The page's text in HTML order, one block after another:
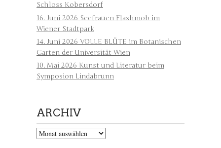
Schloss Kobersdorf
16. Juni 2026 Seefrauen Flashmob im
Wiener Stadtpark
14. Juni 2026 VOLLE BLÜTE im Botanischen
Garten der Universität Wien
10. Mai 2026 Kunst und Literatur beim
Symposion Lindabrunn
ARCHIV
Archiv